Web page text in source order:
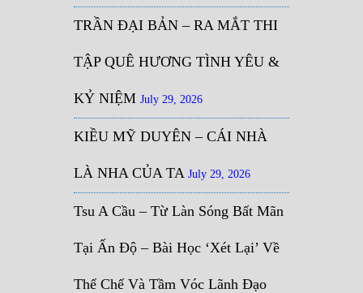
TRẦN ĐẠI BẢN – RA MẮT THI
TẬP QUÊ HƯƠNG TÌNH YÊU &
KỶ NIỆM July 29, 2026
KIỀU MỸ DUYÊN – CÁI NHÀ
LÀ NHA CỦA TA July 29, 2026
Tsu A Cầu – Từ Làn Sóng Bất Mãn
Tại Ấn Độ – Bài Học ‘Xét Lại’ Về
Thể Chế Và Tầm Vóc Lãnh Đạo